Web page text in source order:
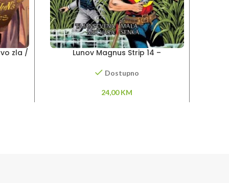
zla /
Lunov Magnus Strip 14 –
senka
Dostupno
24,00KM